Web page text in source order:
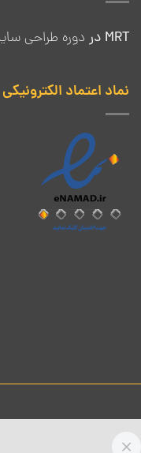
MRT در دوره طراحی
نماد اعتماد الکترونیکی